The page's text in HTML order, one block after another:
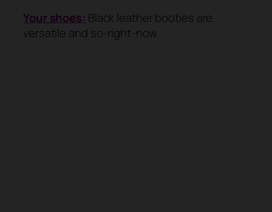
Your shoes: Black leather booties are
versatile and so-right-now.